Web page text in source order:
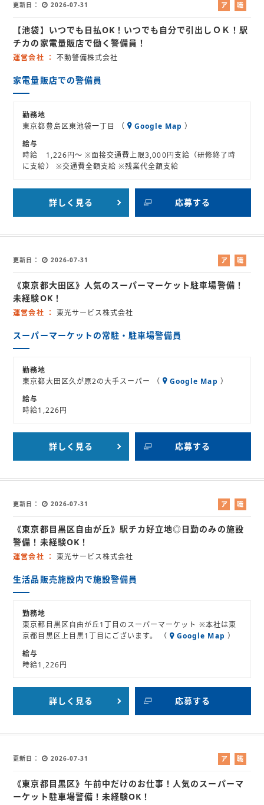
更新日 2026-07-31
ア
バ
職
紹
【池袋】いつでも日払OK！いつでも自分で引出しＯＫ！駅
チカの家電量販店で働く警備員！
運営会社 不動警備株式会社
家電量販店での警備員
勤務地
東京都豊島区東池袋一丁目 （
Google Map ）
給与
時給 1,226円～ ※面接交通費上限3,000円支給（研修終了時
に支給） ※交通費全額支給 ※残業代全額支給
詳しく見る 応募する
更新日 2026-07-31
ア
バ
職
紹
《東京都大田区》人気のスーパーマーケット駐車場警備！
未経験OK！
運営会社 東光サービス株式会社
スーパーマーケットの常駐・駐車場警備員
勤務地
東京都大田区久が原2の大手スーパー （
Google Map ）
給与
時給1,226円
詳しく見る 応募する
更新日 2026-07-31
ア
バ
職
紹
《東京都目黒区自由が丘》駅チカ好立地◎日勤のみの施設
警備！未経験OK！
運営会社 東光サービス株式会社
生活品販売施設内で施設警備員
勤務地
東京都目黒区自由が丘1丁目のスーパーマーケット ※本社は東
京都目黒区上目黒1丁目にございます。 （
Google Map ）
給与
時給1,226円
詳しく見る 応募する
更新日 2026-07-31
ア
バ
職
紹
《東京都目黒区》午前中だけのお仕事！人気のスーパーマ
ーケット駐車場警備！未経験OK！